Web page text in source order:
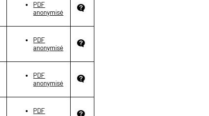
PDF
anonymisé
PDF
anonymisé
PDF
anonymisé
PDF